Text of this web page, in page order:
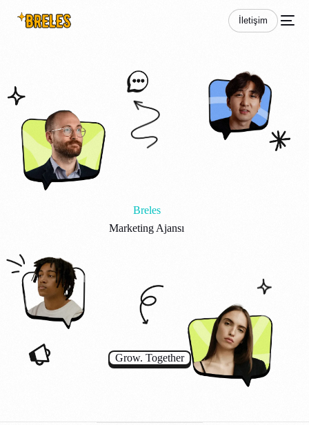
İletişim
Breles
Marketing Ajansı
Grow. Together